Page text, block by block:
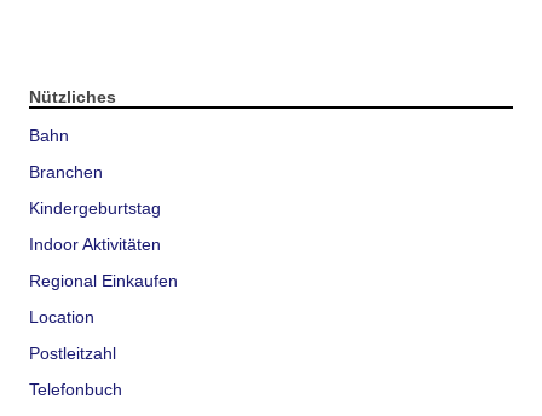
Nützliches
Bahn
Branchen
Kindergeburtstag
Indoor Aktivitäten
Regional Einkaufen
Location
Postleitzahl
Telefonbuch